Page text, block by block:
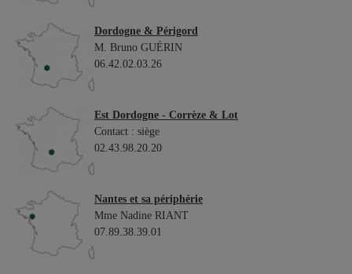
Dordogne & Périgord
M. Bruno GUÉRIN
06.42.02.03.26
Est Dordogne - Corrèze & Lot
Contact : siège
02.43.98.20.20
Nantes et sa périphérie
Mme Nadine RIANT
07.89.38.39.01